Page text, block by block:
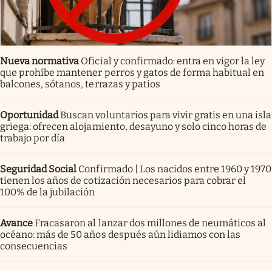
Nueva normativa Oficial y confirmado: entra en vigor la ley
que prohíbe mantener perros y gatos de forma habitual en
balcones, sótanos, terrazas y patios
OportunidadBuscan voluntarios para vivir gratis en una isla
griega: ofrecen alojamiento, desayuno y solo cinco horas de
trabajo por día
Seguridad Social Confirmado | Los nacidos entre 1960 y 1970
tienen los años de cotización necesarios para cobrar el
100% de la jubilación
AvanceFracasaron al lanzar dos millones de neumáticos al
océano: más de 50 años después aún lidiamos con las
consecuencias